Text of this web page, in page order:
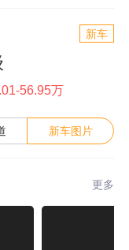
新车
56.95万
新车图片
更多